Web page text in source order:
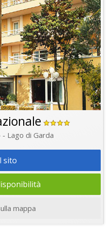
Lago di Garda
sito
mappa